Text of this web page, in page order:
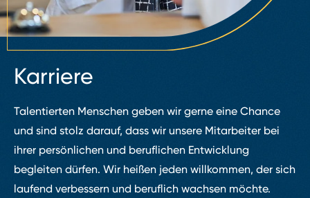
Karriere
Talentierten Menschen geben wir gerne eine Chance
und sind stolz darauf, dass wir unsere Mitarbeiter bei
ihrer persönlichen und beruflichen Entwicklung
begleiten dürfen. Wir heißen jeden willkommen, der sich
laufend verbessern und beruflich wachsen möchte.